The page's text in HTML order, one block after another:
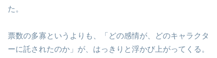
た。
票数の多寡というよりも、「どの感情が、どのキャラクタ
ーに託されたのか」が、はっきりと浮かび上がってくる。